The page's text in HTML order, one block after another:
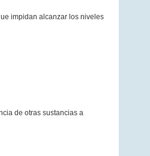
impidan alcanzar los niveles
de otras sustancias a